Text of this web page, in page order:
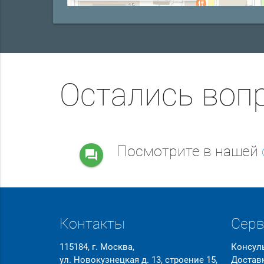
Остались
question_answer Посмотрите в нашей
Контакты
115184, г. Москва,
ул. Новокузнецкая д. 13, строение 15,